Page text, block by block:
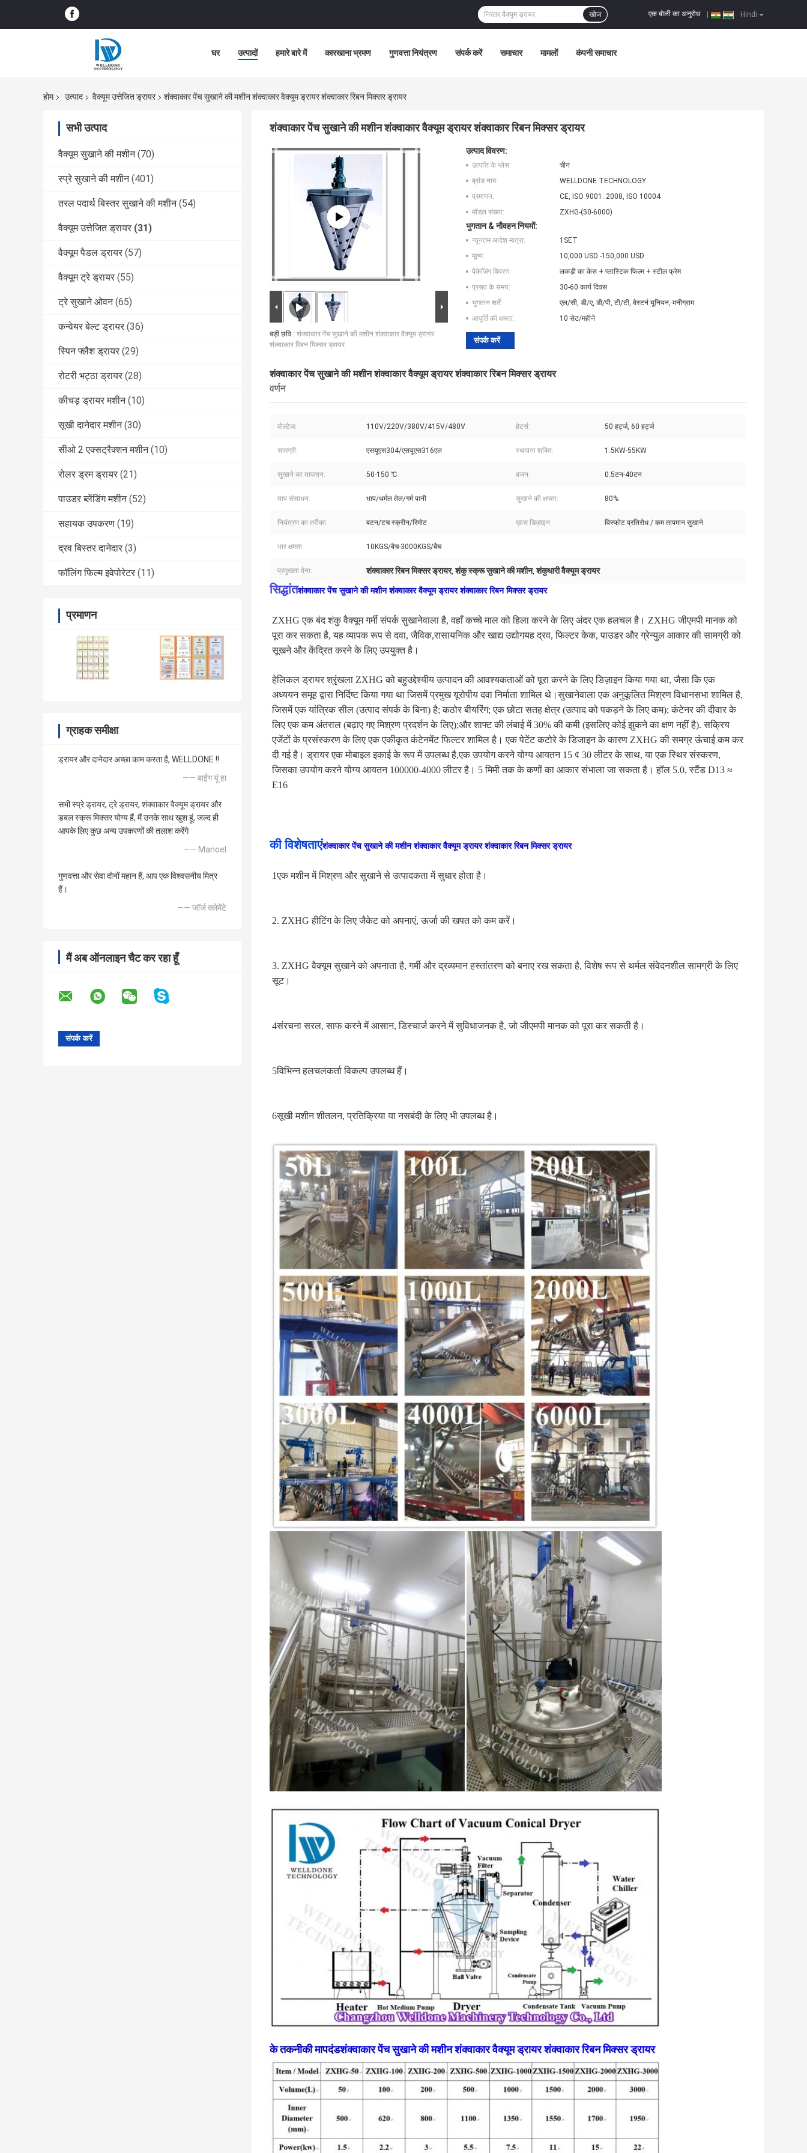
Hindi
एक बोली का अनुरोध
खोज
घर उत्पादों हमारे बारे में कारखाना भ्रमण गुणवत्ता नियंत्रण संपर्क करें समाचार मामलों कंपनी समाचार
होम उत्पाद वैक्यूम उत्तेजित ड्रायर शंक्वाकार पेंच सुखाने की मशीन शंक्वाकार वैक्यूम ड्रायर शंक्वाकार रिबन मिक्सर ड्रायर
सभी उत्पाद
वैक्यूम सुखाने की मशीन (70)
स्प्रे सुखाने की मशीन (401)
तरल पदार्थ बिस्तर सुखाने की मशीन (54)
वैक्यूम उत्तेजित ड्रायर (31)
वैक्यूम पैडल ड्रायर (57)
वैक्यूम ट्रे ड्रायर (55)
ट्रे सुखाने ओवन (65)
कन्वेयर बेल्ट ड्रायर (36)
स्पिन फ्लैश ड्रायर (29)
रोटरी भट्ठा ड्रायर (28)
कीचड़ ड्रायर मशीन (10)
सूखी दानेदार मशीन (30)
सीओ 2 एक्सट्रैक्शन मशीन (10)
रोलर ड्रम ड्रायर (21)
पाउडर ब्लेंडिंग मशीन (52)
सहायक उपकरण (19)
द्रव बिस्तर दानेदार (3)
फॉलिंग फिल्म इवेपोरेटर (11)
प्रमाणन
ग्राहक समीक्षा
ड्रायर और दानेदार अच्छा काम करता है, WELLDONE !!
—— बाईंग यूं हा
सभी स्प्रे ड्रायर, ट्रे ड्रायर, शंक्वाकार वैक्यूम ड्रायर और
डबल स्क्रू मिक्सर योग्य हैं, मैं उनके साथ खुश हूं, जल्द ही
आपके लिए कुछ अन्य उपकरणों की तलाश करेंगे
—— Manoel
गुणवत्ता और सेवा दोनों महान हैं, आप एक विश्वसनीय मित्र
हैं।
—— जॉर्ज क्लेमेंटे
मैं अब ऑनलाइन चैट कर रहा हूँ
शंक्वाकार पेंच सुखाने की मशीन शंक्वाकार वैक्यूम ड्रायर शंक्वाकार रिबन मिक्सर ड्रायर
बड़ी छवि : शंक्वाकार पेंच सुखाने की मशीन शंक्वाकार वैक्यूम ड्रायर
शंक्वाकार रिबन मिक्सर ड्रायर
उत्पाद विवरण:
उत्पत्ति के प्लेस:
चीन
ब्रांड नाम:
WELLDONE TECHNOLOGY
प्रमाणन:
CE, ISO 9001: 2008, ISO 10004
मॉडल संख्या:
ZXHG-(50-6000)
भुगतान & नौवहन नियमों:
न्यूनतम आदेश मात्रा:
1SET
मूल्य:
10,000 USD -150,000 USD
पैकेजिंग विवरण:
लकड़ी का केस + प्लास्टिक फिल्म + स्टील फ्रेम
प्रसव के समय:
30-60 कार्य दिवस
भुगतान शर्तें:
एल/सी, डी/ए, डी/पी, टी/टी, वेस्टर्न यूनियन, मनीग्राम
आपूर्ति की क्षमता:
10 सेट/महीने
संपर्क करें
शंक्वाकार पेंच सुखाने की मशीन शंक्वाकार वैक्यूम ड्रायर शंक्वाकार रिबन मिक्सर ड्रायर
वर्णन
वोल्टेज: 110V/220V/380V/415V/480V हेटर्स: 50 हर्ट्ज, 60 हर्ट्ज
सामग्री: एसयूएस304/एसयूएस316एल स्थापना शक्ति: 1.5KW-55KW
सुखाने का तापमान: 50-150 ℃ वजन: 0.5टन-40टन
ताप संसाधन: भाप/थर्मल तेल/गर्म पानी सुखाने की क्षमता: 80%
नियंत्रण का तरीका: बटन/टच स्क्रीन/रिमोट ख़ास डिज़ाइन: विस्फोट प्रतिरोध / कम तापमान सुखाने
भार क्षमता: 10KGS/बैच-3000KGS/बैच
प्रमुखता देना: शंक्वाकार रिबन मिक्सर ड्रायर,शंकु स्क्रू सुखाने की मशीन,शंकुधारी वैक्यूम ड्रायर
सिद्धांतशंक्वाकार पेंच सुखाने की मशीन शंक्वाकार वैक्यूम ड्रायर शंक्वाकार रिबन मिक्सर ड्रायर
ZXHG एक बंद शंकु वैक्यूम गर्मी संपर्क सुखानेवाला है, वहाँ कच्चे माल को हिला करने के लिए अंदर एक हलचल है। ZXHG जीएमपी मानक को
पूरा कर सकता है, यह व्यापक रूप से दवा, जैविक,रासायनिक और खाद्य उद्योगयह द्रव, फिल्टर केक, पाउडर और ग्रेन्युल आकार की सामग्री को
सूखने और केंद्रित करने के लिए उपयुक्त है।
हेलिकल ड्रायर श्रृंखला ZXHG को बहुउद्देश्यीय उत्पादन की आवश्यकताओं को पूरा करने के लिए डिज़ाइन किया गया था, जैसा कि एक
अध्ययन समूह द्वारा निर्दिष्ट किया गया था जिसमें प्रमुख यूरोपीय दवा निर्माता शामिल थे।सुखानेवाला एक अनुकूलित मिश्रण विधानसभा शामिल है,
जिसमें एक यांत्रिक सील (उत्पाद संपर्क के बिना) है; कठोर बीयरिंग; एक छोटा सतह क्षेत्र (उत्पाद को पकड़ने के लिए कम); कंटेनर की दीवार के
लिए एक कम अंतराल (बढ़ाए गए मिश्रण प्रदर्शन के लिए);और शाफ्ट की लंबाई में 30% की कमी (इसलिए कोई झुकने का क्षण नहीं है). सक्रिय
एजेंटों के प्रसंस्करण के लिए एक एकीकृत कंटेनमेंट फिल्टर शामिल है। एक पेटेंट कटोरे के डिजाइन के कारण ZXHG की समग्र ऊंचाई कम कर
दी गई है। ड्रायर एक मोबाइल इकाई के रूप में उपलब्ध है,एक उपयोग करने योग्य आयतन 15 ¢ 30 लीटर के साथ, या एक स्थिर संस्करण,
जिसका उपयोग करने योग्य आयतन 100000-4000 लीटर है। 5 मिमी तक के कणों का आकार संभाला जा सकता है। हॉल 5.0, स्टैंड D13 ≈
E16
की विशेषताएंशंक्वाकार पेंच सुखाने की मशीन शंक्वाकार वैक्यूम ड्रायर शंक्वाकार रिबन मिक्सर ड्रायर
1एक मशीन में मिश्रण और सुखाने से उत्पादकता में सुधार होता है।
2. ZXHG हीटिंग के लिए जैकेट को अपनाएं, ऊर्जा की खपत को कम करें।
3. ZXHG वैक्यूम सुखाने को अपनाता है, गर्मी और द्रव्यमान हस्तांतरण को बनाए रख सकता है, विशेष रूप से थर्मल संवेदनशील सामग्री के लिए
सूट।
4संरचना सरल, साफ करने में आसान, डिस्चार्ज करने में सुविधाजनक है, जो जीएमपी मानक को पूरा कर सकती है।
5विभिन्न हलचलकर्ता विकल्प उपलब्ध हैं।
6सूखी मशीन शीतलन, प्रतिक्रिया या नसबंदी के लिए भी उपलब्ध है।
के तकनीकी मापदंडशंक्वाकार पेंच सुखाने की मशीन शंक्वाकार वैक्यूम ड्रायर शंक्वाकार रिबन मिक्सर ड्रायर